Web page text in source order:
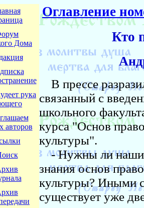
Дома
рука
авторов
Оглавление
Кто
В прессе
связанный с
школьного
курса "Основ
культуры".
- Нужны ли
знания основ
культуры? Иными
существует уже